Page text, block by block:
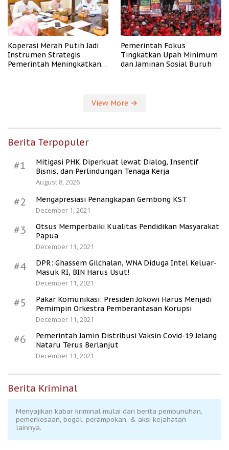
Koperasi Merah Putih Jadi
Instrumen Strategis
Pemerintah Meningkatkan
Pemerintah Fokus
Tingkatkan Upah Minimum
dan Jaminan Sosial Buruh
View More
Berita Terpopuler
#1
Mitigasi PHK Diperkuat lewat Dialog, Insentif
Bisnis, dan Perlindungan Tenaga Kerja
August 8, 2026
#2
Mengapresiasi Penangkapan Gembong KST
December 1, 2021
#3
Otsus Memperbaiki Kualitas Pendidikan Masyarakat
Papua
December 11, 2021
#4
DPR: Ghassem Gilchalan, WNA Diduga Intel Keluar-
Masuk RI, BIN Harus Usut!
December 11, 2021
#5
Pakar Komunikasi: Presiden Jokowi Harus Menjadi
Pemimpin Orkestra Pemberantasan Korupsi
December 11, 2021
#6
Pemerintah Jamin Distribusi Vaksin Covid-19 Jelang
Nataru Terus Berlanjut
December 11, 2021
Berita Kriminal
Menyajikan kabar kriminal mulai dari berita pembunuhan,
pemerkosaan, begal, perampokan, & aksi kejahatan
lainnya.